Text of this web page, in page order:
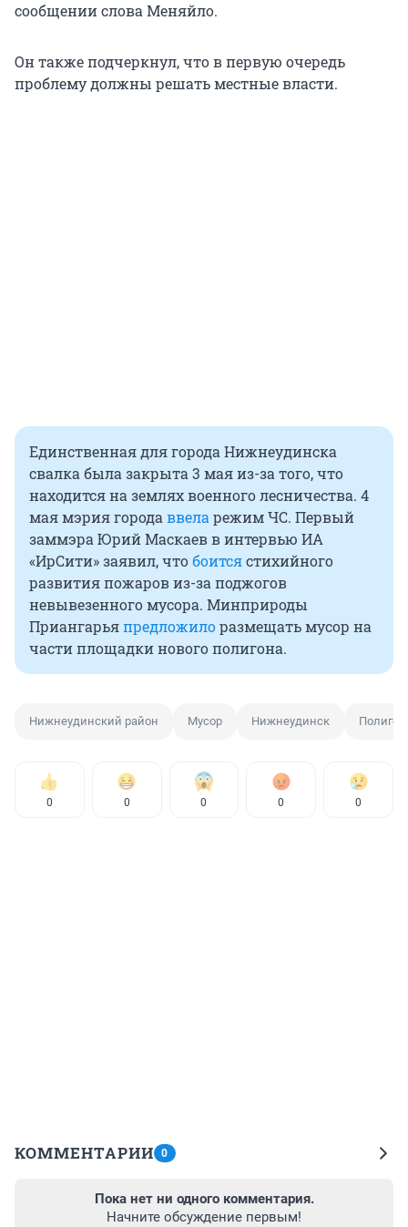
сообщении слова Меняйло.
Он также подчеркнул, что в первую очередь
проблему должны решать местные власти.
Единственная для города Нижнеудинска
свалка была закрыта 3 мая из-за того, что
находится на землях военного лесничества. 4
мая мэрия города ввела режим ЧС. Первый
заммэра Юрий Маскаев в интервью ИА
«ИрСити» заявил, чтобоитсястихийного
развития пожаров из-за поджогов
невывезенного мусора. Минприроды
Приангарьяпредложилоразмещать мусор на
части площадки нового полигона.
Нижнеудинский район Мусор Нижнеудинск
0 0 0 0 0
КОММЕНТАРИИ 0
Пока нет ни одного комментария.
Начните обсуждение первым!